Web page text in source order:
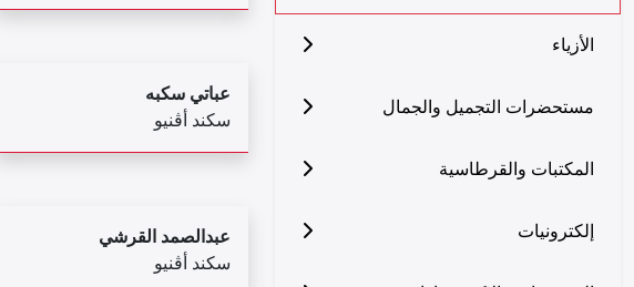
الأزياء
مستحضرات التجميل والجمال
المكتبات والقرطاسية
إلكترونيات
عباتي سكبه
سكند أڤنيو
عبدالصمد القرشي
سكند أڤنيو